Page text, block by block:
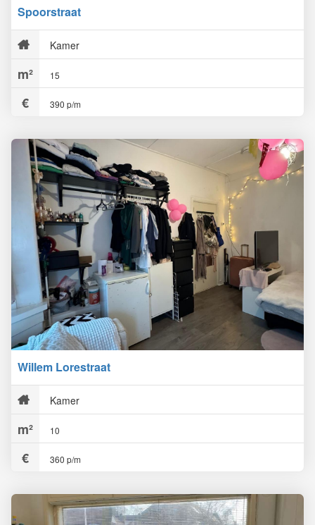
Spoorstraat
Kamer
15
390 p/m
Willem Lorestraat
Kamer
10
360 p/m